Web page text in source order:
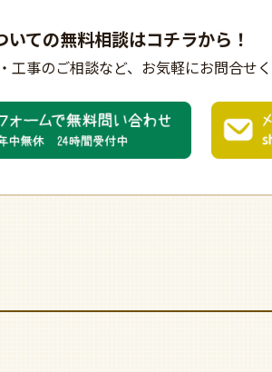
いての無料相談はコチラから！
工事のご相談など、 お気軽にお問合せ